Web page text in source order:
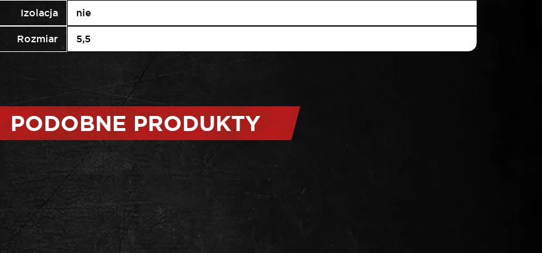
Izolacja nie
Rozmiar 5,5
PODOBNE PRODUKTY